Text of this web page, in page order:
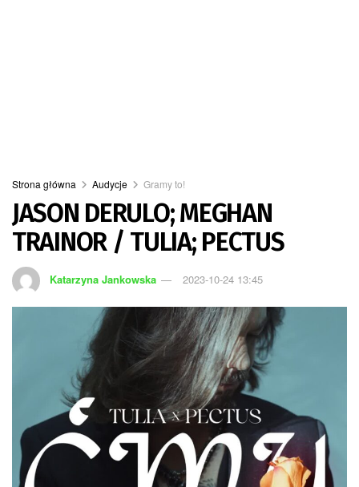
Strona główna Audycje Gramy to!
JASON DERULO; MEGHAN
TRAINOR / TULIA; PECTUS
Katarzyna Jankowska 2023-10-24 13:45